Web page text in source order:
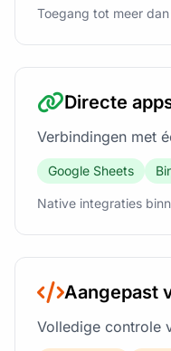
Toegang tot meer
Directe
Verbindingen met
Google Sheets
Native integraties
Aangepast
Volledige controle